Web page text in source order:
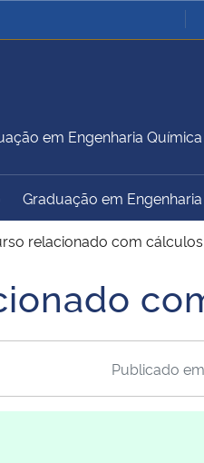
e
Ministério da Defesa
Ministério do
Desenvolvimento
Advocacia-Geral
em Engenharia
Graduação em
relacionado com
Publicado em